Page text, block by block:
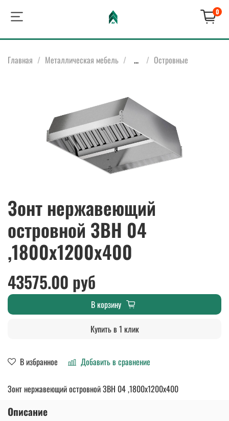
0
Главная Металлическая мебель ... Островные
Зонт нержавеющий
островной ЗВН 04
,1800х1200х400
В избранное Добавить в сравнение
43575.00 руб
В корзину
Купить в 1 клик
Зонт нержавеющий островной ЗВН 04 ,1800х1200х400
Описание